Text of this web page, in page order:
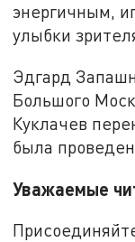
энергичным,
улыбки
Эдгард
Большого
Куклачев
была
Уважаемые